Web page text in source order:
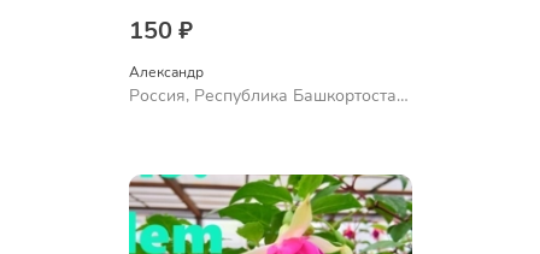
150 ₽
Александр
Россия, Республика Башкортостан,